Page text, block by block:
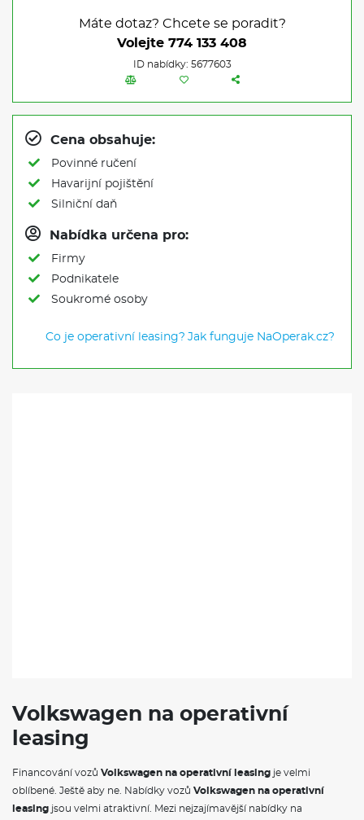
Máte dotaz? Chcete se poradit?
Volejte 774 133 408
ID nabídky: 5677603
Cena obsahuje:
Povinné ručení
Havarijní pojištění
Silniční daň
Nabídka určena pro:
Firmy
Podnikatele
Soukromé osoby
Co je operativní leasing? Jak funguje NaOperak.cz?
Volkswagen na operativní
leasing
Financování vozů Volkswagen na operativní leasing je velmi
oblíbené. Ještě aby ne. Nabídky vozů Volkswagen na operativní
leasing jsou velmi atraktivní. Mezi nejzajímavější nabídky na